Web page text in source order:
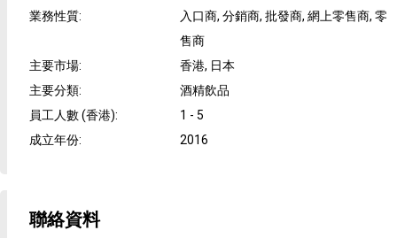
業務性質:
入口商, 分銷商, 批發商, 網上零售商, 零
售商
主要市場:
香港, 日本
主要分類:
酒精飲品
員工人數 (香港):
1 - 5
成立年份: 2016
聯絡資料